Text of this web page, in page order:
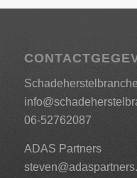
Schadeherstelbranche
06-52762087
ADAS Partners